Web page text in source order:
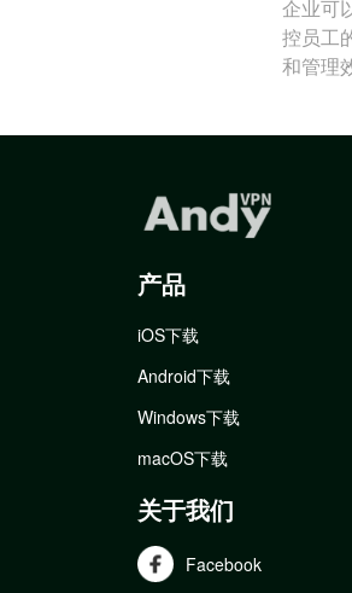
企业可
控员工
和管理
产品
iOS下载
Android下载
Windows下载
macOS下载
关于我们
Facebook